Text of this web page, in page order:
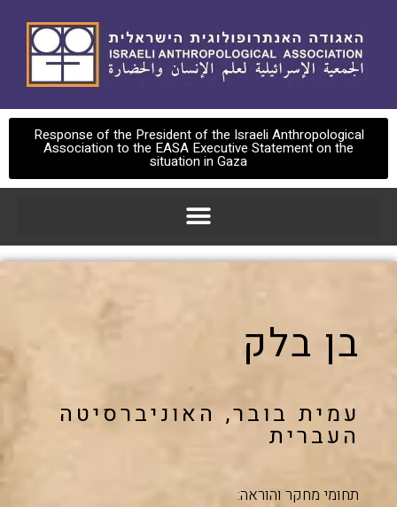
Response of the President of the Israeli Anthropological
Association to the EASA Executive Statement on the
situation in Gaza
בן בלק
עמית בובר, האוניברסיטה
העברית
תחומי מחקר והוראה: